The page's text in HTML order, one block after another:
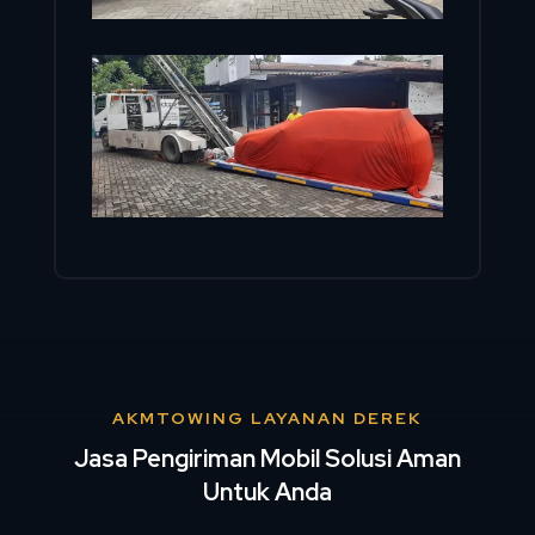
AKMTOWING LAYANAN DEREK
Jasa Pengiriman Mobil Solusi Aman
Untuk Anda